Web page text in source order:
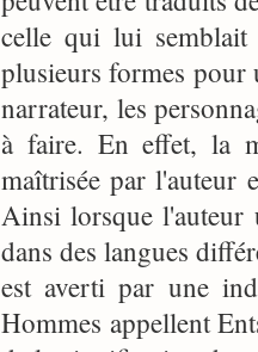
celle qui lui
plusieurs formes pour
narrateur, les
à faire. En effet, la
maîtrisée par l'auteur
Ainsi lorsque l'auteur
dans des langues
est averti par une
Hommes appellent